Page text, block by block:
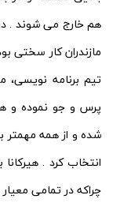
هم خارج می شوند .
مازندران کار سختی
تیم برنامه نویسی،
پرس و جو نموده و
شده و از همه مهمتر
انتخاب کرد .
چراکه در تمامی